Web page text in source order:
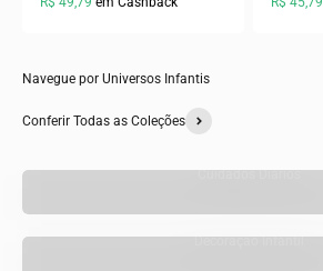
Navegue por Universos Infantis
Conferir Todas as Coleções
Cuidados Diários
Decoração Infantil